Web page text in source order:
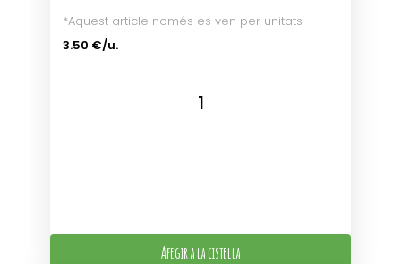
*Aquest article només es ven per unitats
3.50 €/u.
Afegir a la cistella